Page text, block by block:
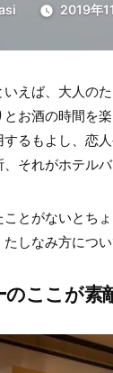
2019年
えば、大人の
お酒の時間を
るもよし、恋
それがホテルバ
ことがないとち
しなみ方につ
のここが素